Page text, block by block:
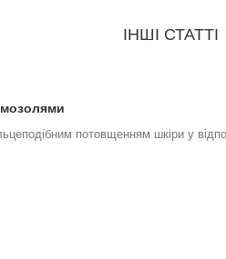
ІНШІ СТАТТІ
потовщенням шкіри у